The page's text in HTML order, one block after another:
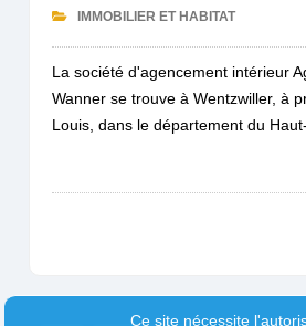
IMMOBILIER ET HABITAT
La société d'agencement intérieur
Wanner se trouve à Wentzwiller, à
Louis, dans le département du
Ce site nécessite